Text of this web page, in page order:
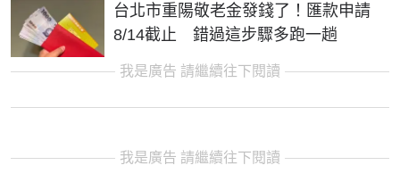
台北市重陽敬老金發錢了！匯款申請
8/14截止 錯過這步驟多跑一趟
我是廣告 請繼續往下閱讀
我是廣告 請繼續往下閱讀